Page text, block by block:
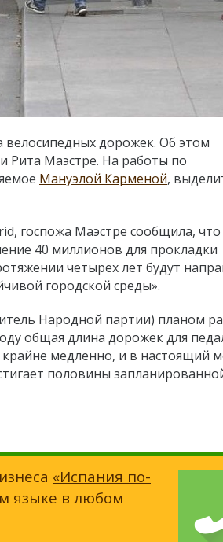
дорожек. Об этом
Рита Маэстре. На работы по
Мануэлой Карменой,
госпожа Маэстре сообщила, что
40 миллионов для прокладки
четырех лет будут
городской среды».
Народной партии) планом
общая длина дорожек для
медленно, и в настоящий
половины
«Испания по-
языке в любом